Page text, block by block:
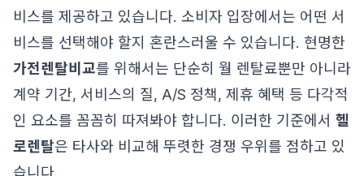
비스를 제공하고 있습니다. 소비자 입장에서는 어떤 서
비스를 선택해야 할지 혼란스러울 수 있습니다. 현명한
가전렌탈비교를 위해서는 단순히 월 렌탈료뿐만 아니라
계약 기간, 서비스의 질, A/S 정책, 제휴 혜택 등 다각적
인 요소를 꼼꼼히 따져봐야 합니다. 이러한 기준에서 헬
로렌탈은 타사와 비교해 뚜렷한 경쟁 우위를 점하고 있
습니다.